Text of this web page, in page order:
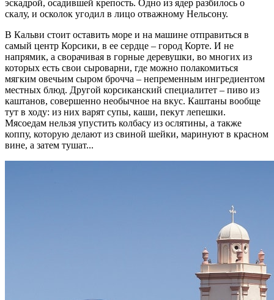
эскадрой, осадившей крепость. Одно из ядер разбилось о
скалу, и осколок угодил в лицо отважному Нельсону.
В Кальви стоит оставить море и на машине отправиться в
самый центр Корсики, в ее сердце – город Корте. И не
напрямик, а сворачивая в горные деревушки, во многих из
которых есть свои сыроварни, где можно полакомиться
мягким овечьим сыром брочча – непременным ингредиентом
местных блюд. Другой корсиканский специалитет – пиво из
каштанов, совершенно необычное на вкус. Каштаны вообще
тут в ходу: из них варят супы, каши, пекут лепешки.
Мясоедам нельзя упустить колбасу из ослятины, а также
коппу, которую делают из свиной шейки, маринуют в красном
вине, а затем тушат...